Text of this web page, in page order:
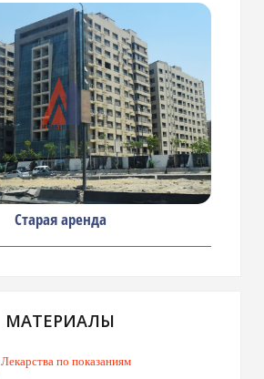
Старая аренда
МАТЕРИАЛЫ
Лекарства по показаниям